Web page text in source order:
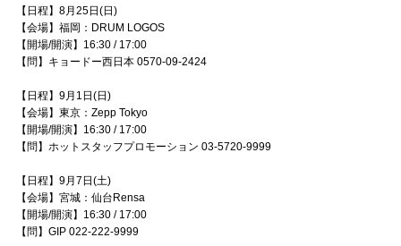
【日程】8月25日(日)
【会場】福岡：DRUM LOGOS
【開場/開演】16:30 / 17:00
【問】キョードー西日本 0570-09-2424
【日程】9月1日(日)
【会場】東京：Zepp Tokyo
【開場/開演】16:30 / 17:00
【問】ホットスタッフプロモーション 03-5720-9999
【日程】9月7日(土)
【会場】宮城：仙台Rensa
【開場/開演】16:30 / 17:00
【問】GIP 022-222-9999